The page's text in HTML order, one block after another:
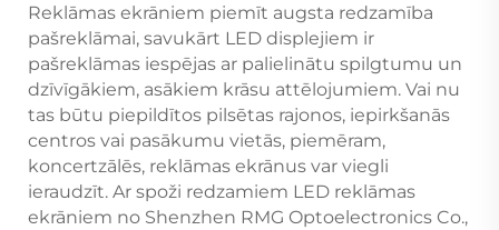
Reklāmas ekrāniem piemīt augsta redzamība
pašreklāmai, savukārt LED displejiem ir
pašreklāmas iespējas ar palielinātu spilgtumu un
dzīvīgākiem, asākiem krāsu attēlojumiem. Vai nu
tas būtu piepildītos pilsētas rajonos, iepirkšanās
centros vai pasākumu vietās, piemēram,
koncertzālēs, reklāmas ekrānus var viegli
ieraudzīt. Ar spoži redzamiem LED reklāmas
ekrāniem no Shenzhen RMG Optoelectronics Co.,